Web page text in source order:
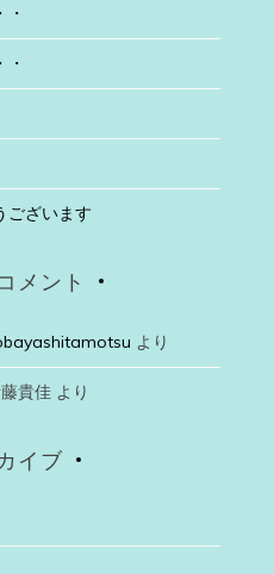
ございます
メント
より
貴佳より
イブ